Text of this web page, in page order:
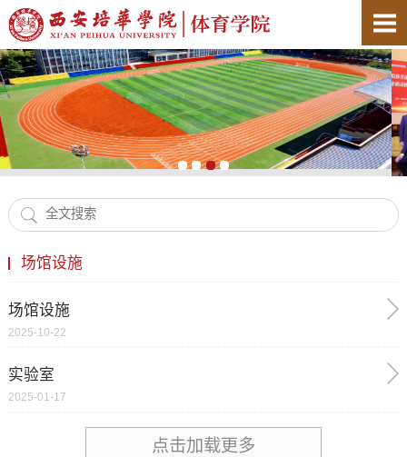
场馆设施
场馆设施
2025-10-22
实验室
2025-01-17
点击加载更多